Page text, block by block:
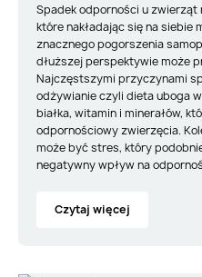
Spadek odporności u
które nakładając się na siebie
znacznego pogorszenia
dłuższej perspektywie może
Najczęstszymi przyczynami
odżywianie czyli dieta uboga
białka, witamin i minerałów,
odpornościowy zwierzęcia.
może być stres, który
negatywny wpływ na
Czytaj więcej